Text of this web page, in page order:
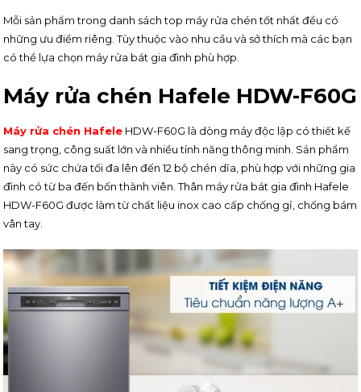
Mỗi sản phẩm trong danh sách top máy rửa chén tốt nhất đều có
những ưu điểm riêng. Tùy thuộc vào nhu cầu và sở thích mà các bạn
có thể lựa chọn máy rửa bát gia đình phù hợp.
Máy rửa chén Hafele HDW-F60G
Máy rửa chén Hafele HDW-F60G là dòng máy độc lập có thiết kế
sang trọng, công suất lớn và nhiều tính năng thông minh. Sản phẩm
này có sức chứa tối đa lên đến 12 bộ chén dĩa, phù hợp với những gia
đình có từ ba đến bốn thành viên. Thân máy rửa bát gia đình Hafele
HDW-F60G được làm từ chất liệu inox cao cấp chống gỉ, chống bám
vân tay.